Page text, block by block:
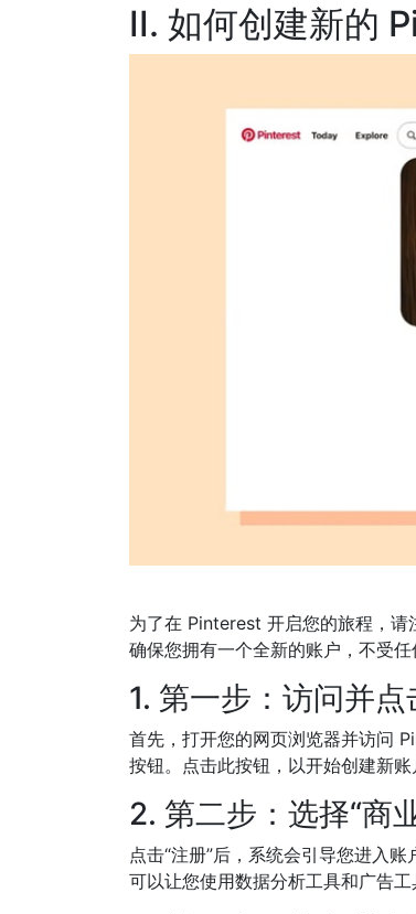
II. 如何创建新的
为了在 Pinterest 开启您的旅程，
确保您拥有一个全新的账户，不受
1. 第一步：访问并点
首先，打开您的网页浏览器并访问
按钮。点击此按钮，以开始创建新
2. 第二步：选择“商
点击“注册”后，系统会引导您进入
可以让您使用数据分析工具和广告